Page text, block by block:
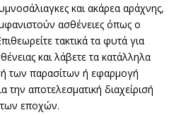
και ακάρεα αράχνης,
ασθένειες όπως ο
τακτικά τα φυτά για
και λάβετε τα κατάλληλα
των παρασίτων ή εφαρμογή
την αποτελεσματική διαχείρισή
των εποχών.